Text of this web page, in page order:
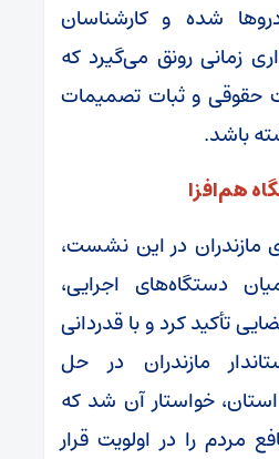
شده ‌و کارشناسان
زمانی رونق می‌گیرد که
حقوقی و ثبات تصمیمات
باشد.
هم‌افزا
در این نشست،
دستگاه‌های اجرایی،
تأکید کرد و با قدردانی
مازندران در حل
خواستار آن شد که
مردم را در اولویت قرار